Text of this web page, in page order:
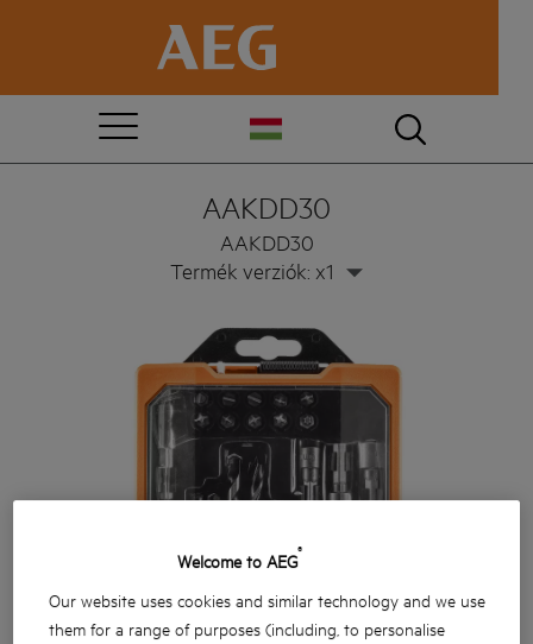
AAKDD30
AAKDD30
Termék verziók: x1
Welcome to AEG®
Our website uses cookies and similar technology and we use
them for a range of purposes (including, to personalise